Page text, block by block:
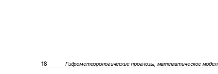
18 Гидрометеорологические прогнозы, математическое